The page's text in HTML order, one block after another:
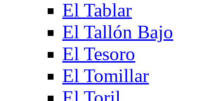
El Tablar
El Tallón Bajo
El Tesoro
El Tomillar